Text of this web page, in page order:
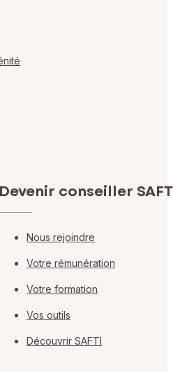
Devenir conseiller
Nous rejoindre
Votre rémunération
Votre formation
Vos outils
Découvrir SAFTI